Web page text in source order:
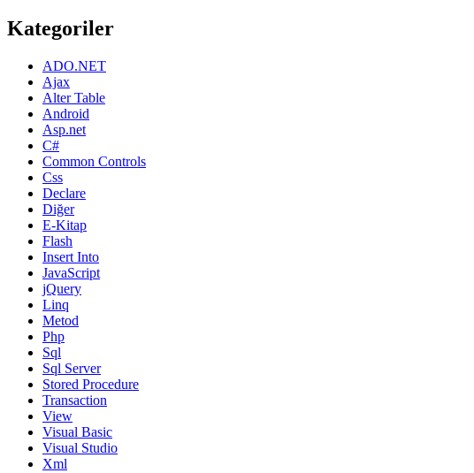
Kategoriler
ADO.NET
Ajax
Alter Table
Android
Asp.net
C#
Common Controls
Css
Declare
Diğer
E-Kitap
Flash
Insert Into
JavaScript
jQuery
Linq
Metod
Php
Sql
Sql Server
Stored Procedure
Transaction
View
Visual Basic
Visual Studio
Xml